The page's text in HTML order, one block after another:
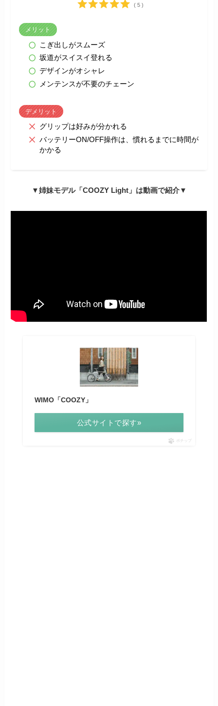
( 5 )
メリット
こぎ出しがスムーズ
坂道がスイスイ登れる
デザインがオシャレ
メンテンスが不要のチェーン
デメリット
グリップは好みが分かれる
バッテリーON/OFF操作は、慣れるまでに時間が
かかる
▼姉妹モデル「COOZY Light」は動画で紹介▼
WIMO「COOZY」
公式サイトで探す»
ポチップ